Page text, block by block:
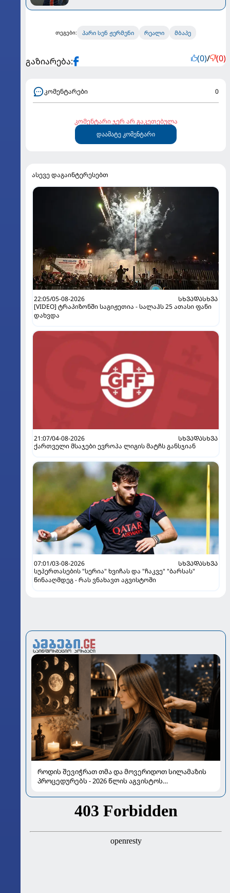
წინ კომენტარი გააკეთა
თეგები: პარი სენ ჟერმენი რეალი მბაპე
გაზიარება: (0)/ (0)
კომენტარები 0
კომენტარი ჯერ არ გაკეთებულა
დაამატე კომენტარი
ასევე დაგაინტერესებთ
22:05/05-08-2026
ᲡᲮᲕᲐᲓᲐᲡᲮᲕᲐ
[VIDEO] ტრაპიზონში საგიჟეთია - სალაჰს 25 ათასი ფანი
დახვდა
21:07/04-08-2026
ᲡᲮᲕᲐᲓᲐᲡᲮᲕᲐ
ქართველი მსაჯები ევროპა ლიგის მატჩს განსჯიან
07:01/03-08-2026
ᲡᲮᲕᲐᲓᲐᲡᲮᲕᲐ
სუპერთასების "სერია" ხვიჩას და "ჩაკვე" "ბარსას"
წინააღმდეგ - რას ვნახავთ აგვისტოში
როდის შევიჭრათ თმა და მოვერიდოთ სილამაზის
პროცედურებს - 2026 წლის აგვისტოს